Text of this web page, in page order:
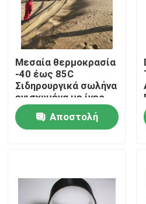
Αρχική Σελίδα
Εμφάνιση VR
Μεσαία θερμοκρασία
-40 έως 85C
Σιδηρουργικά σωλήνα
ενισχυμένα με ίνες
με εξαιρετική αντοχή
στη διάβρωση
Αποστολή